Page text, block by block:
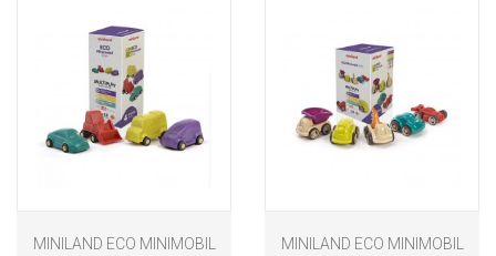
MINILAND ECO MINIMOBIL
MINILAND ECO MINIMOBIL